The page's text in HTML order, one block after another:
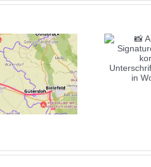
📸 Auto Delete
Signatures: DSGVO-
konforme
Unterschriftenverwaltung
in WordPress